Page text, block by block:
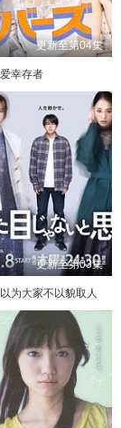
更新至第04集
幸存者
更新至第03集
为大家不以貌取人